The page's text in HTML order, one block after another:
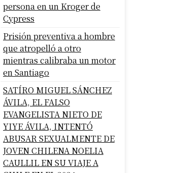
persona en un Kroger de
Cypress
Prisión preventiva a hombre
que atropelló a otro
mientras calibraba un motor
en Santiago
SATÍRO MIGUEL SÁNCHEZ
ÁVILA, EL FALSO
EVANGELISTA NIETO DE
YIYE ÁVILA, INTENTÓ
ABUSAR SEXUALMENTE DE
JOVEN CHILENA NOELIA
CAULLIL EN SU VIAJE A